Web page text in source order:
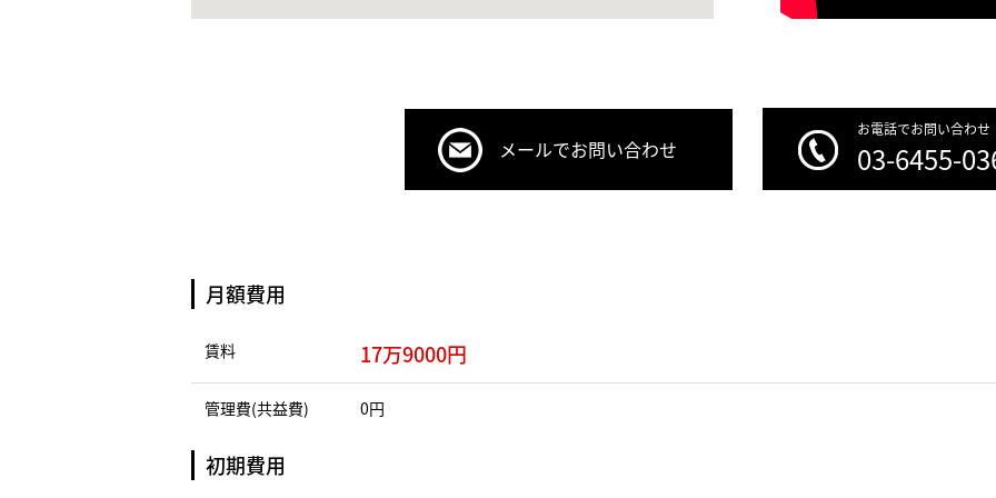
メールでお問い合わせ
お電話でお問い合わせ
03-6455-
月額費用
賃料 17万9000円
管理費(共益費) 0円
初期費用